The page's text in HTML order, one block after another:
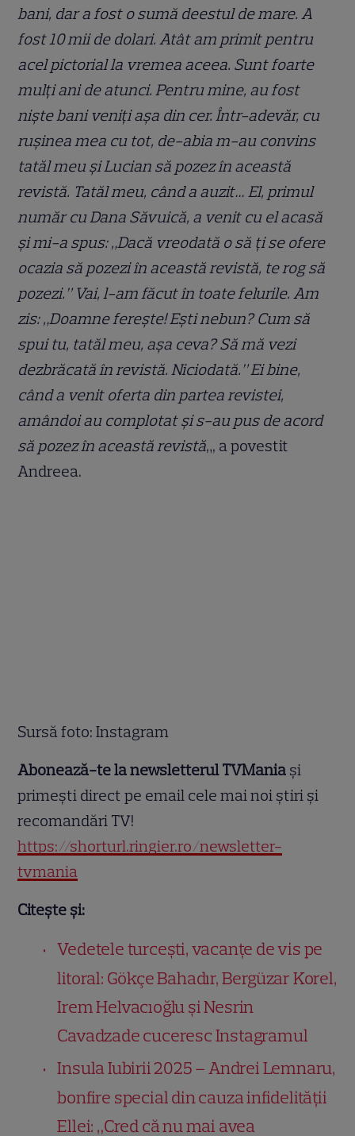
bani, dar a fost o sumă deestul de mare. A
fost 10 mii de dolari. Atât am primit pentru
acel pictorial la vremea aceea. Sunt foarte
mulți ani de atunci. Pentru mine, au fost
niște bani veniți așa din cer. Într-adevăr, cu
rușinea mea cu tot, de-abia m-au convins
tatăl meu și Lucian să pozez în această
revistă. Tatăl meu, când a auzit… El, primul
număr cu Dana Săvuică, a venit cu el acasă
și mi-a spus: „Dacă vreodată o să ți se ofere
ocazia să pozezi în această revistă, te rog să
pozezi.” Vai, l-am făcut în toate felurile. Am
zis: „Doamne ferește! Ești nebun? Cum să
spui tu, tatăl meu, așa ceva? Să mă vezi
dezbrăcată în revistă. Niciodată.” Ei bine,
când a venit oferta din partea revistei,
amândoi au complotat și s-au pus de acord
să pozez în această revistă„, a povestit
Andreea.
Sursă foto: Instagram
Abonează-te la newsletterul TVMania și
primești direct pe email cele mai noi știri și
recomandări TV!
https://shorturl.ringier.ro/newsletter-
tvmania
Citește și:
Vedetele turcești, vacanțe de vis pe
litoral: Gökçe Bahadır, Bergüzar Korel,
Irem Helvacıoğlu și Nesrin
Cavadzade cuceresc Instagramul
Insula Iubirii 2025 – Andrei Lemnaru,
bonfire special din cauza infidelității
Ellei: „Cred că nu mai avea